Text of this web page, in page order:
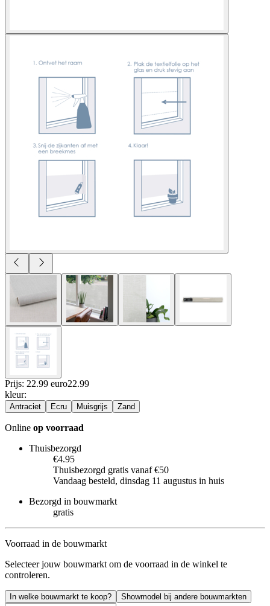
Prijs: 22.99 euro22.99
kleur:
Antraciet Ecru Muisgrijs Zand
Online op voorraad
Thuisbezorgd
€4.95
Thuisbezorgd gratis vanaf €50
Vandaag besteld, dinsdag 11 augustus in huis
Bezorgd in bouwmarkt
gratis
Voorraad in de bouwmarkt
Selecteer jouw bouwmarkt om de voorraad in de winkel te
controleren.
In welke bouwmarkt te koop? Showmodel bij andere bouwmarkten